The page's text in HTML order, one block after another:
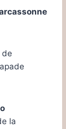
de
la